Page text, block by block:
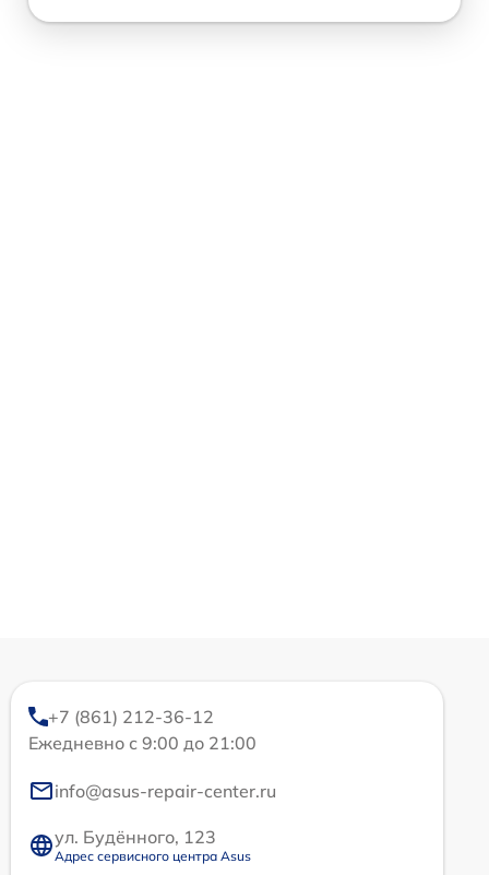
+7 (861) 212-36-12
Ежедневно с 9:00 до 21:00
info@asus-repair-center.ru
ул. Будённого, 123
Адрес сервисного центра Asus